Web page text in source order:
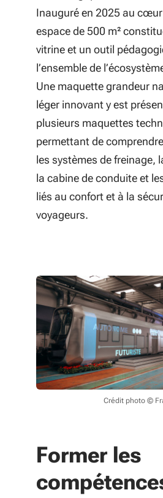
Inauguré en 2025 au
espace de 500 m²
vitrine et un outil
l’ensemble de
Une maquette grandeur
léger innovant y est
plusieurs maquettes
permettant de
les systèmes de freinage,
la cabine de conduite et
liés au confort et à la
voyageurs.
Crédit photo ©
Former les